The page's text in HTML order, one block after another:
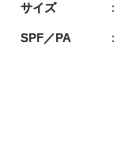
サイズ
SPF／PA